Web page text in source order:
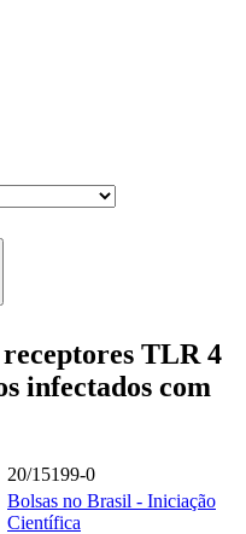
TLR 4
infectados com
20/15199-0
Bolsas no Brasil - Iniciação
Científica